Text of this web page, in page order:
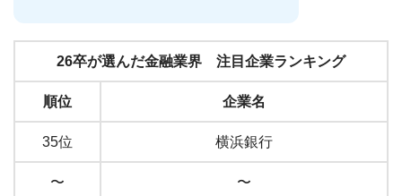
26卒が選んだ金融業界 注目企業ランキング
順位 企業名
35位 横浜銀行
〜 〜